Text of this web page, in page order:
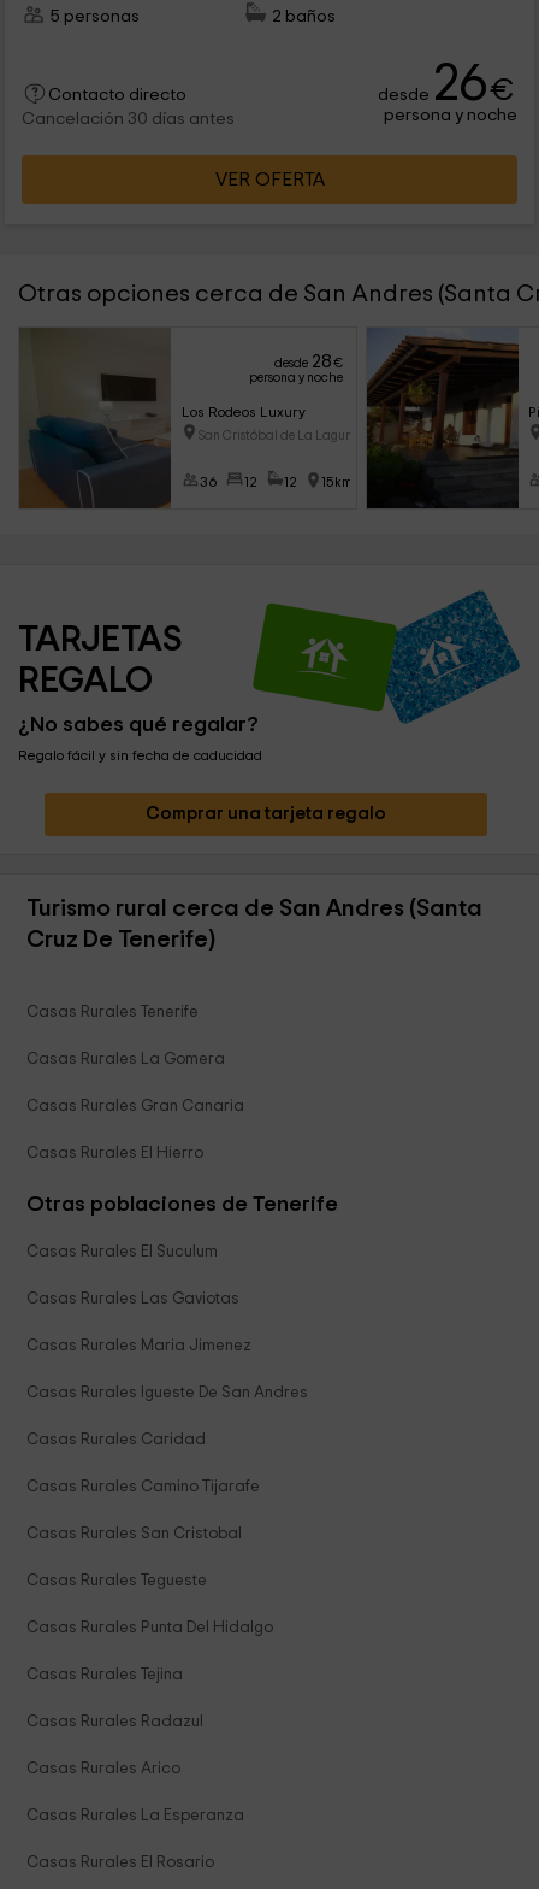
5 personas
2 baños
Contacto directo
Cancelación 30 días antes
desde 26€
persona y noche
VER OFERTA
Otras opciones cerca de San Andres (Santa
desde 28€
persona y noche
Los Rodeos Luxury
San Cristóbal de La Laguna (T
36 12 12 15km
TARJETAS
REGALO
¿No sabes qué regalar?
Regalo fácil y sin fecha de caducidad
Comprar una tarjeta regalo
Turismo rural cerca de San Andres (Santa
Cruz De Tenerife)
Casas Rurales Tenerife
Casas Rurales La Gomera
Casas Rurales Gran Canaria
Casas Rurales El Hierro
Otras poblaciones de Tenerife
Casas Rurales El Suculum
Casas Rurales Las Gaviotas
Casas Rurales Maria Jimenez
Casas Rurales Igueste De San Andres
Casas Rurales Caridad
Casas Rurales Camino Tijarafe
Casas Rurales San Cristobal
Casas Rurales Tegueste
Casas Rurales Punta Del Hidalgo
Casas Rurales Tejina
Casas Rurales Radazul
Casas Rurales Arico
Casas Rurales La Esperanza
Casas Rurales El Rosario